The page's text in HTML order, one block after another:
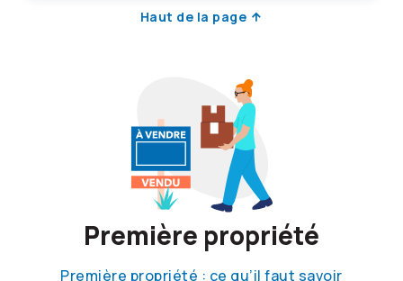
Haut de la page
Première propriété
Première propriété : ce qu’il faut savoir